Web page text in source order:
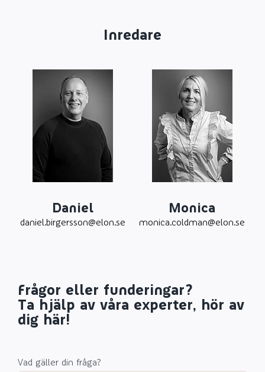
Inredare
Daniel
daniel.birgersson@elon.se
Monica
monica.coldman@elon.se
Frågor eller funderingar?
Ta hjälp av våra experter, hör av
dig här!
Vad gäller din fråga?